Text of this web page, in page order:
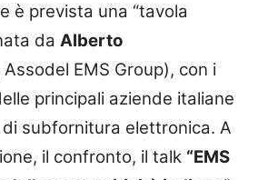
è prevista una “tavola
da Alberto
Assodel EMS Group), con i
principali aziende italiane
subfornitura elettronica. A
il confronto, il talk “EMS